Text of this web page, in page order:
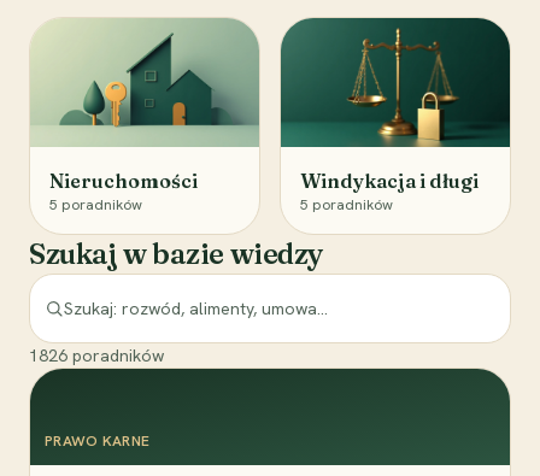
Nieruchomości
5 poradników
Windykacja i długi
5 poradników
Szukaj w bazie wiedzy
1826 poradników
PRAWO KARNE